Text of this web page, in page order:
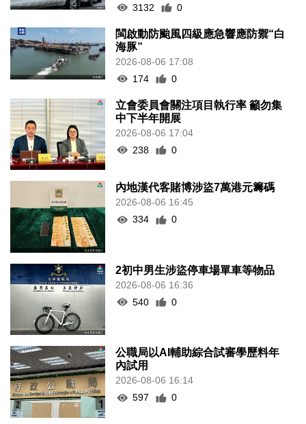
3132 0
閩啟動防颱風四級應急響應防禦“白
海豚”
2026-08-06 17:08
174
0
立會委員會關注項目執行率 籲勿集
中下半年開展
2026-08-06 17:04
238
0
內地漢代客賭博涉盜7萬港元籌碼
2026-08-06 16:45
334
0
2初中男生涉盜停車場單車等物品
2026-08-06 16:36
540
0
公職局以AI輔助綜合試審學歷料年
內試用
2026-08-06 16:14
597
0